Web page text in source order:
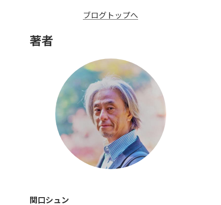
ブログトップへ
著者
関口シュン